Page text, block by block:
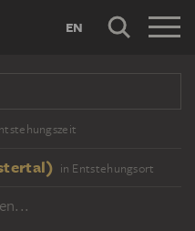
EN
in Entstehungsort